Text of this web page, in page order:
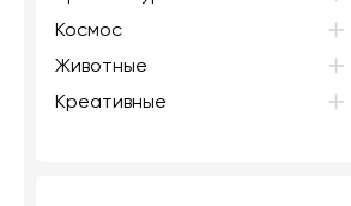
Космос
Животные
Креативные